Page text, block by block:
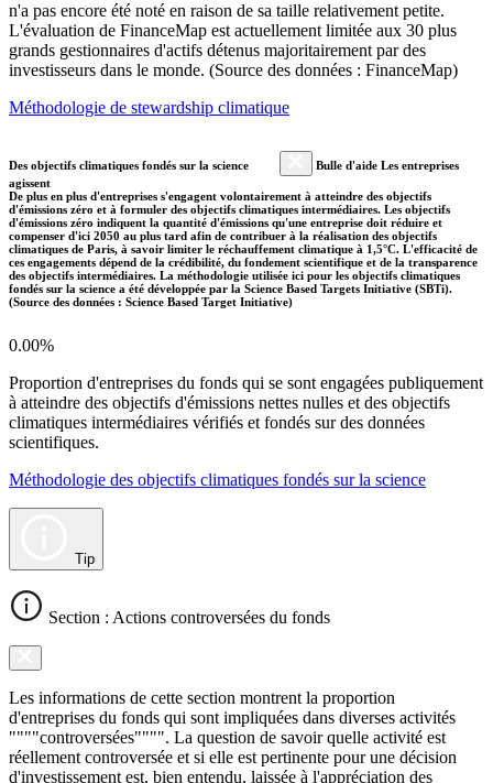
n'a pas encore été noté en raison de sa taille relativement petite.
L'évaluation de FinanceMap est actuellement limitée aux 30 plus
grands gestionnaires d'actifs détenus majoritairement par des
investisseurs dans le monde. (Source des données : FinanceMap)
Méthodologie de stewardship climatique
Des objectifs climatiques fondés sur la science
Bulle d'aide Les entreprises
agissent
De plus en plus d'entreprises s'engagent volontairement à atteindre des objectifs
d'émissions zéro et à formuler des objectifs climatiques intermédiaires. Les objectifs
d'émissions zéro indiquent la quantité d'émissions qu'une entreprise doit réduire et
compenser d'ici 2050 au plus tard afin de contribuer à la réalisation des objectifs
climatiques de Paris, à savoir limiter le réchauffement climatique à 1,5°C. L'efficacité de
ces engagements dépend de la crédibilité, du fondement scientifique et de la transparence
des objectifs intermédiaires. La méthodologie utilisée ici pour les objectifs climatiques
fondés sur la science a été développée par la Science Based Targets Initiative (SBTi).
(Source des données : Science Based Target Initiative)
0.00%
Proportion d'entreprises du fonds qui se sont engagées publiquement
à atteindre des objectifs d'émissions nettes nulles et des objectifs
climatiques intermédiaires vérifiés et fondés sur des données
scientifiques.
Méthodologie des objectifs climatiques fondés sur la science
Tip
Section : Actions controversées du fonds
Les informations de cette section montrent la proportion
d'entreprises du fonds qui sont impliquées dans diverses activités
""""controversées"""". La question de savoir quelle activité est
réellement controversée et si elle est pertinente pour une décision
d'investissement est, bien entendu, laissée à l'appréciation des